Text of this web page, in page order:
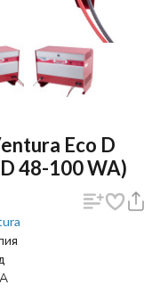
Eco D
48-100 WA)